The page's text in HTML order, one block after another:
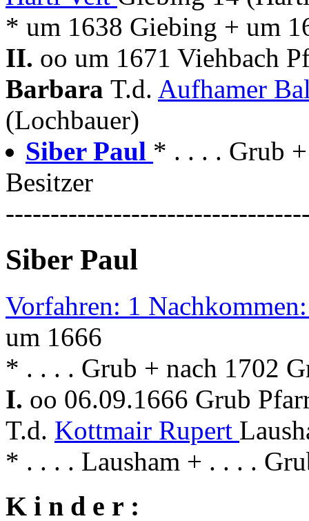
* um 1638 Giebing + um
II. oo um 1671 Viehbach
Barbara T.d. Aufhamer
(Lochbauer)
Siber Paul * . . . . Grub
Besitzer
Siber Paul
Vorfahren: 1
um 1666
* . . . . Grub + nach 1702
I. oo 06.09.1666 Grub
T.d. Kottmair Rupert
* . . . . Lausham + . . . .
K i n d e r :